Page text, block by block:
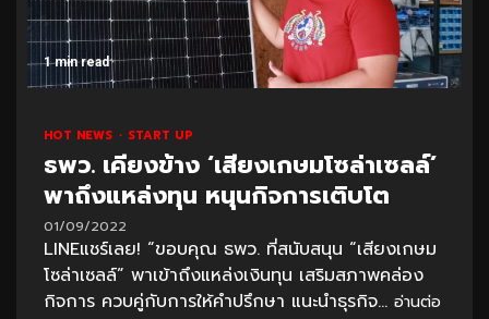
1 min read
HOT NEWS START UP
ธพว. เคียงข้าง ‘เสียงเกษมโซล่าเซลล์’
พาถึงแหล่งทุน หนุนกิจการเติบโต
01/09/2022
LINEแชร์เลย! “ขอบคุณ ธพว. ที่สนับสนุน “เสียงเกษม
โซล่าเซลล์” พาเข้าถึงแหล่งเงินทุน เสริมสภาพคล่อง
กิจการ ควบคู่กับการให้คำปรึกษา แนะนำธุรกิจ... อ่านต่อ